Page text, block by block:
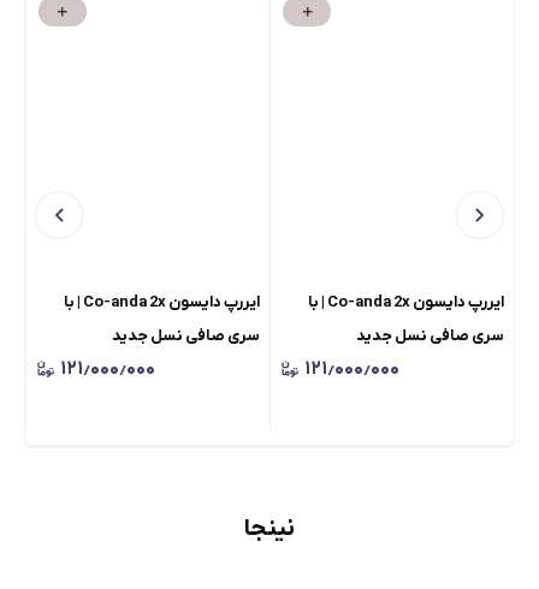
ایررپ دایسون Co-anda 2x | با
سری صافی نسل جدید
۱۲۱٫۰۰۰٫۰۰۰
ایررپ دایسون Co-anda 2x | با
سری صافی نسل جدید
۱۲۱٫۰۰۰٫۰۰۰
نینجا